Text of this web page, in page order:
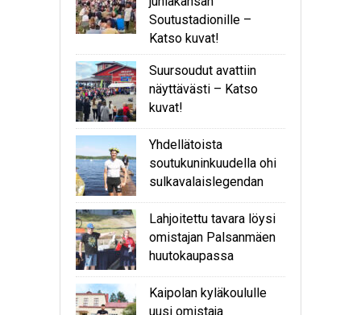
Soutustadionille –
Katso kuvat!
Suursoudut avattiin
näyttävästi – Katso
kuvat!
Yhdellätoista
soutukuninkuudella ohi
sulkavalaislegendan
Lahjoitettu tavara löysi
omistajan Palsanmäen
huutokaupassa
Kaipolan kyläkoululle
uusi omistaja